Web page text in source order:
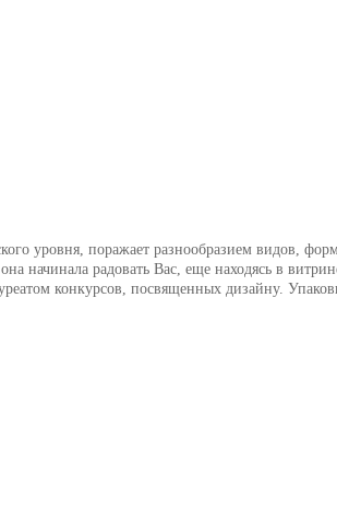
уровня, поражает разнообразием видов,
начинала радовать Вас, еще находясь в
конкурсов, посвященных дизайну.